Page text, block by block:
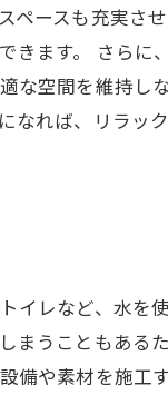
ースも充実さ
ます。 さら
空間を維持
れば、リラ
レなど、水
うこともあ
や素材を施